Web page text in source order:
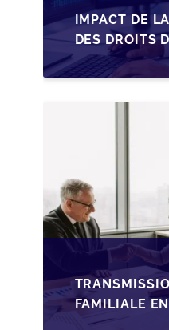
IMPACT DE
DES DROITS
SUCCESSION
WALLONIE
FAMILIALE EN
WALLONIE :